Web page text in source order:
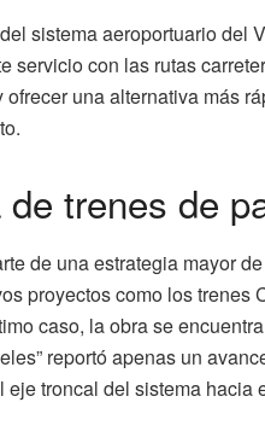
sistema aeroportuario del
con las rutas
una alternativa más
trenes de
de una estrategia mayor
proyectos como los trenes
caso, la obra se
reportó apenas un
eje troncal del sistema hacia